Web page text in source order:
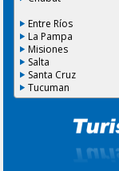
Entre Ríos
La Pampa
Misiones
Salta
Santa Cruz
Tucuman